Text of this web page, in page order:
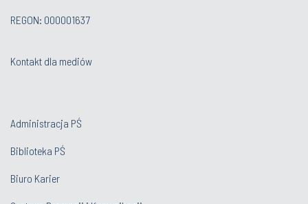
REGON: 000001637
Kontakt dla mediów
Administracja PŚ
Biblioteka PŚ
Biuro Karier